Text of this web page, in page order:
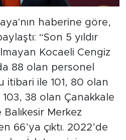
haberine göre,
“Son 5 yıldır
Kocaeli Cengiz
88 olan personel
itibari ile 101, 80 olan
103, 38 olan Çanakkale
Merkez
66’ya çıktı. 2022’de